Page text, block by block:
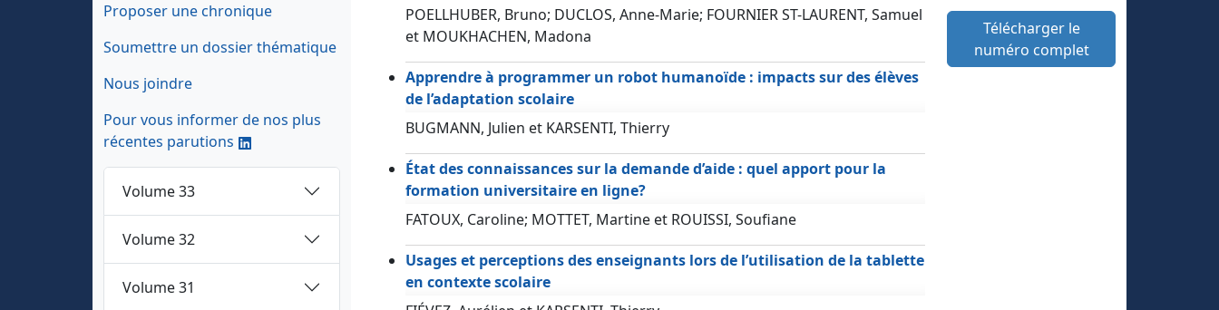
Proposer une chronique
Soumettre un dossier thématique
Nous joindre
Pour vous informer de nos plus
récentes parutions
Volume 33
Volume 32
Volume 31
POELLHUBER, Bruno; DUCLOS, Anne-Marie; FOURNIER ST-LAURENT, Samuel
et MOUKHACHEN, Madona
Apprendre à programmer un robot humanoïde : impacts sur des élèves
de l’adaptation scolaire
BUGMANN, Julien et KARSENTI, Thierry
État des connaissances sur la demande d’aide : quel apport pour la
formation universitaire en ligne?
FATOUX, Caroline; MOTTET, Martine et ROUISSI, Soufiane
Usages et perceptions des enseignants lors de l’utilisation de la tablette
en contexte scolaire
Télécharger le
numéro complet